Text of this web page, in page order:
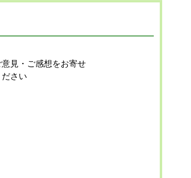
意見・ご感想をお寄せ
ださい